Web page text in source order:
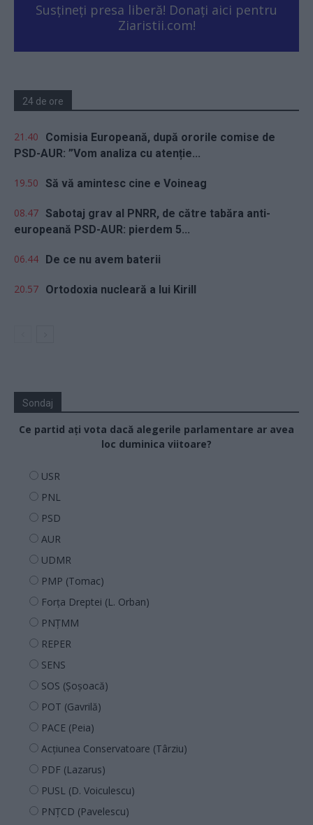
Susțineți presa liberă! Donați aici pentru
Ziaristii.com!
24 de ore
21.40
Comisia Europeană, după ororile comise de
PSD-AUR: ”Vom analiza cu atenție...
19.50 Să vă amintesc cine e Voineag
08.47 Sabotaj grav al PNRR, de către tabăra anti-
europeană PSD-AUR: pierdem 5...
06.44 De ce nu avem baterii
20.57 Ortodoxia nucleară a lui Kirill
Sondaj
Ce partid ați vota dacă alegerile parlamentare ar avea
loc duminica viitoare?
USR
PNL
PSD
AUR
UDMR
PMP (Tomac)
Forța Dreptei (L. Orban)
PNȚMM
REPER
SENS
SOS (Șoșoacă)
POT (Gavrilă)
PACE (Peia)
Acțiunea Conservatoare (Târziu)
PDF (Lazarus)
PUSL (D. Voiculescu)
PNȚCD (Pavelescu)